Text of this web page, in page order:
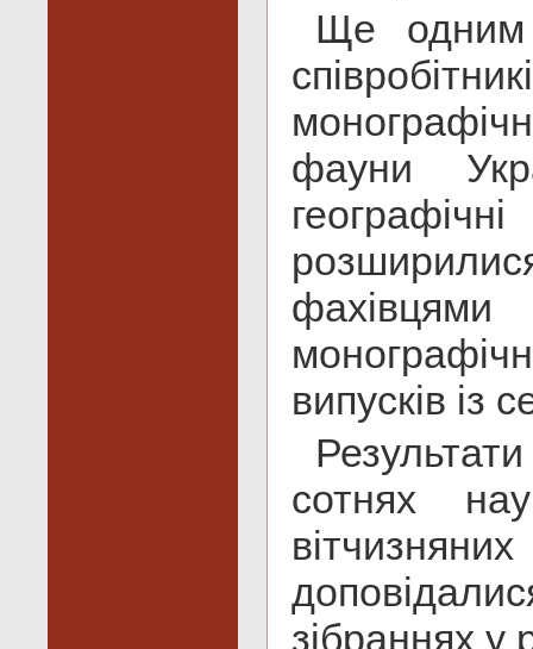
Ще одним
фауни
випусків із
сотнях
зібраннях у